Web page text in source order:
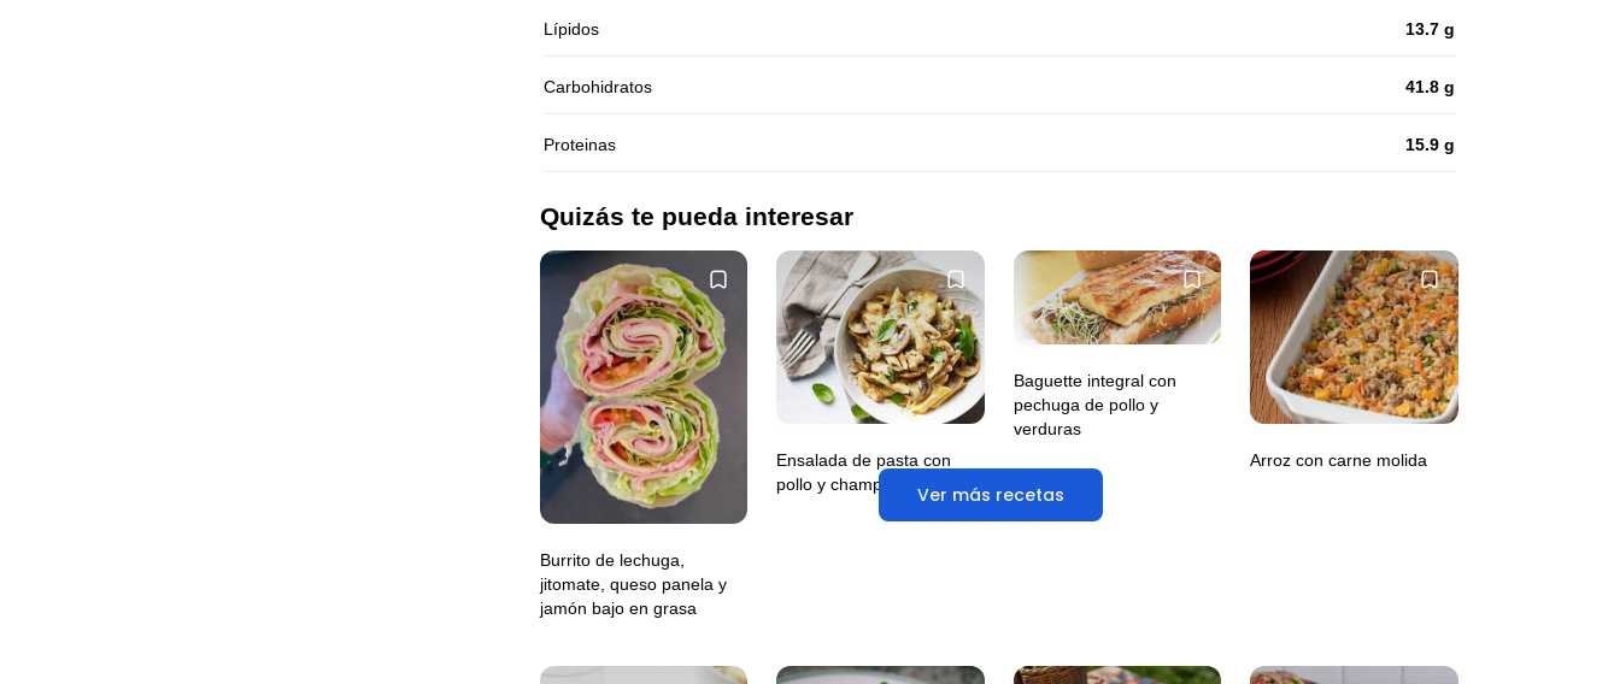
Lípidos 13.7 g
Carbohidratos 41.8 g
Proteinas 15.9 g
Quizás te pueda interesar
Ver más recetas
Burrito de lechuga,
jitomate, queso panela y
jamón bajo en grasa
Ensalada de pasta con
pollo y champiñones
Baguette integral con
pechuga de pollo y
verduras
Arroz con carne molida